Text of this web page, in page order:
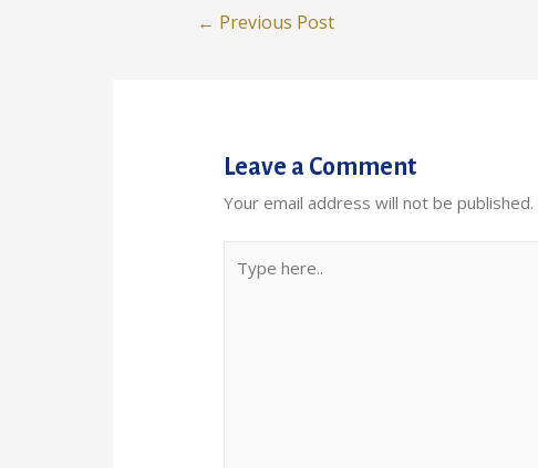
← Previous Post
Leave a Comment
Your email address will not be published.
here..